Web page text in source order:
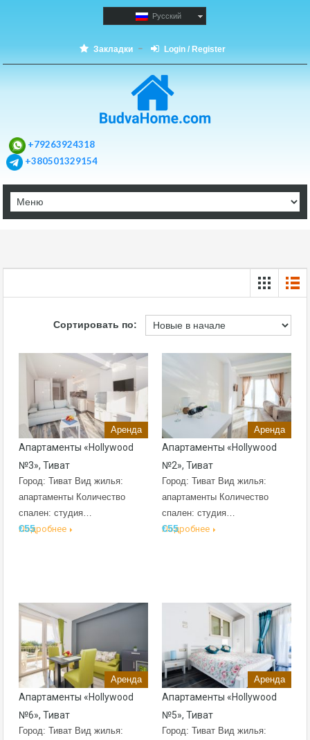
Русский
Закладки Login / Register
+79263924318
+380501329154
Сортировать по:
Аренда
Апартаменты «Hollywood
№3», Тиват
Город: Тиват Вид жилья:
апартаменты Количество
спален: студия…
Подробнее
€55
Аренда
Апартаменты «Hollywood
№2», Тиват
Город: Тиват Вид жилья:
апартаменты Количество
спален: студия…
Подробнее
€55
Аренда
Апартаменты «Hollywood
№6», Тиват
Город: Тиват Вид жилья:
Аренда
Апартаменты «Hollywood
№5», Тиват
Город: Тиват Вид жилья: